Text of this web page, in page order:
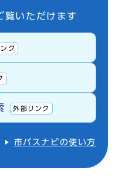
覧いただけます
ク
外部リンク
市バスナビの使い方